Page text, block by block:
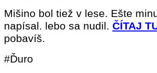
Mišino bol tiež v lese. Ešte
napísal. lebo sa nudil. ČÍTAJ
pobavíš.
#Ďuro